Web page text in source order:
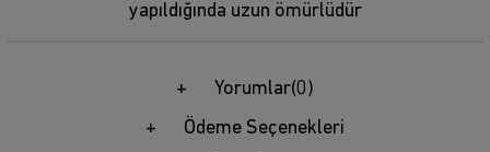
yapıldığında uzun ömürlüdür
Yorumlar(0)
Ödeme Seçenekleri